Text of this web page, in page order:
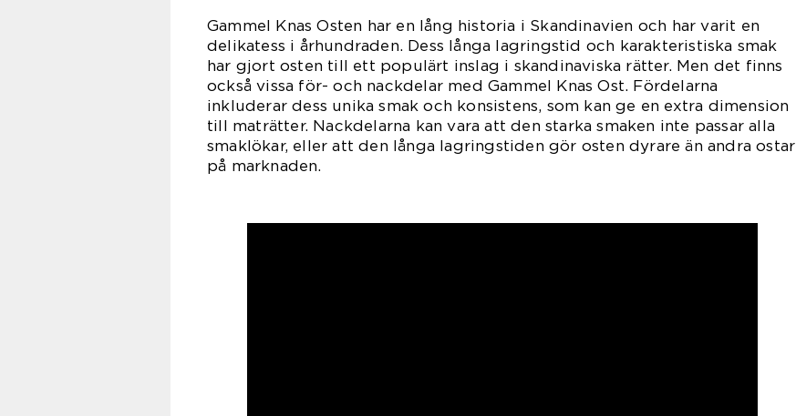
Gammel Knas Osten har en lång historia i Skandinavien och har varit en
delikatess i århundraden. Dess långa lagringstid och karakteristiska smak
har gjort osten till ett populärt inslag i skandinaviska rätter. Men det finns
också vissa för- och nackdelar med Gammel Knas Ost. Fördelarna
inkluderar dess unika smak och konsistens, som kan ge en extra dimension
till maträtter. Nackdelarna kan vara att den starka smaken inte passar alla
smaklökar, eller att den långa lagringstiden gör osten dyrare än andra ostar
på marknaden.